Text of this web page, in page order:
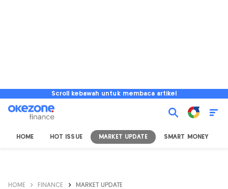
Scroll kebawah untuk membaca artikel
HOME HOT ISSUE MARKET UPDATE SMART MONEY
HOME FINANCE MARKET UPDATE